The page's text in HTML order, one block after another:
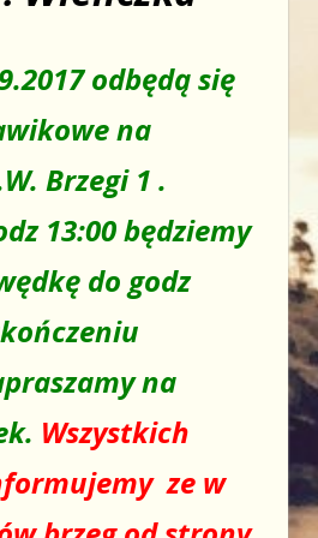
odbędą się
na
Brzegi 1 .
13:00 będziemy
do godz
na
Wszystkich
ze w